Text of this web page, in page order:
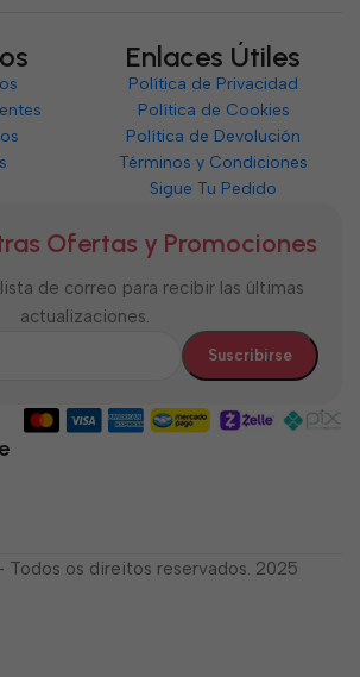
Enlaces Útiles
Política de Privacidad
Política de Cookies
Política de Devolución
Términos y Condiciones
Sigue Tu Pedido
Ofertas y Promociones
de correo para recibir las últimas
actualizaciones.
Todos os direitos reservados. 2025